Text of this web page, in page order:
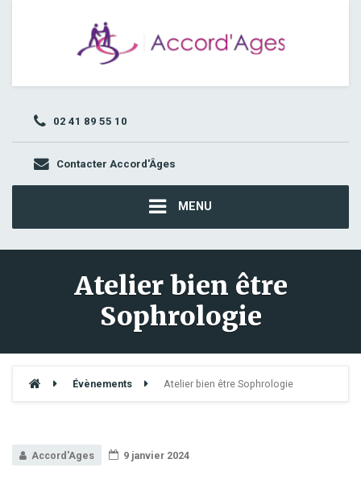
02 41 89 55 10
Contacter Accord'Âges
MENU
Atelier bien être
Sophrologie
Évènements Atelier bien être Sophrologie
Accord'Ages 9 janvier 2024